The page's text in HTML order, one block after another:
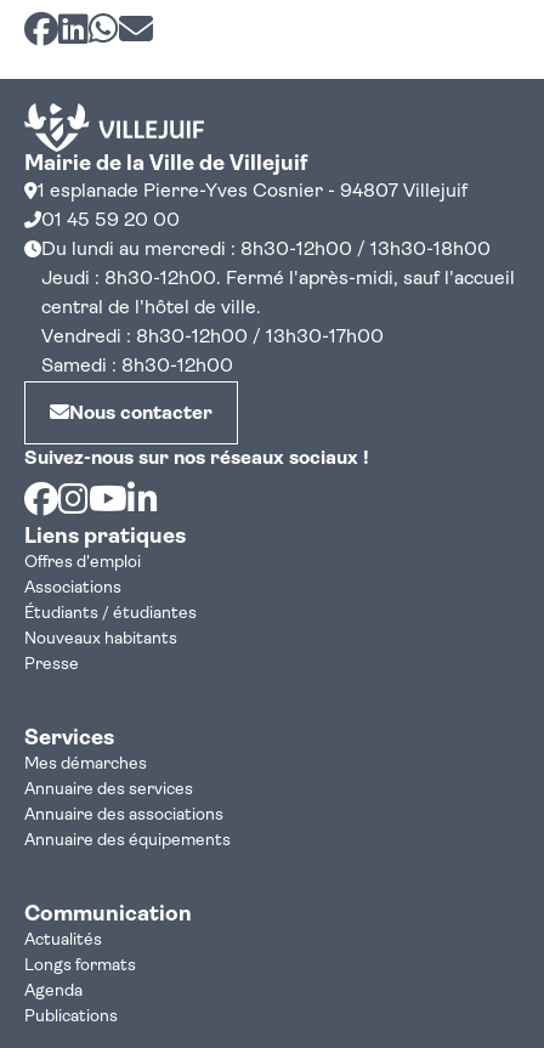
Partager sur Facebook
Partager sur LinkedIn
Partager sur Whatsapp
Partager par courriel
Mairie de la Ville de Villejuif
1 esplanade Pierre-Yves Cosnier - 94807 Villejuif
01 45 59 20 00
Du lundi au mercredi : 8h30-12h00 / 13h30-18h00
Jeudi : 8h30-12h00. Fermé l'après-midi, sauf l'accueil
central de l'hôtel de ville.
Vendredi : 8h30-12h00 / 13h30-17h00
Samedi : 8h30-12h00
Nous contacter
Suivez-nous sur nos réseaux sociaux !
Facebook
Instagram
Youtube
Liens pratiques
Offres d'emploi
Associations
Étudiants / étudiantes
Nouveaux habitants
Presse
Services
Mes démarches
Annuaire des services
Annuaire des associations
Annuaire des équipements
Communication
Actualités
Longs formats
Agenda
Publications